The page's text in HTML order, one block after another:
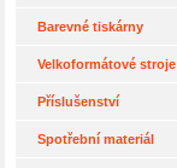
Barevné tiskárny
Velkoformátové stroje
Příslušenství
Spotřební materiál